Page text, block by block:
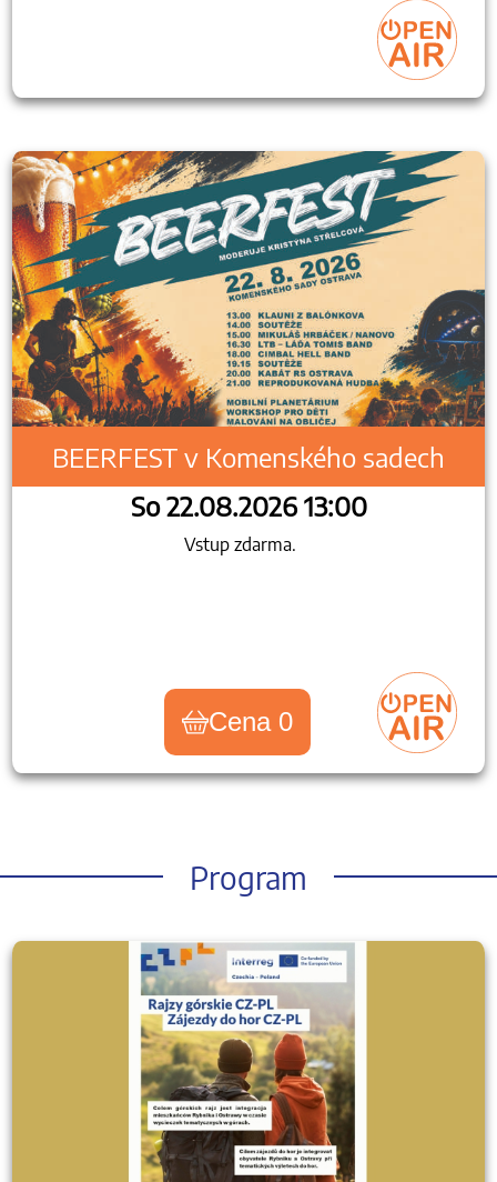
BEERFEST v Komenského sadech
So 22.08.2026 13:00
Vstup zdarma.
Cena 0
Program